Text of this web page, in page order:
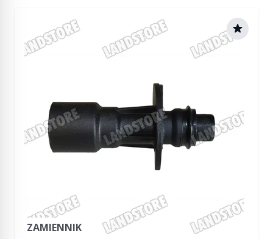
ZAMIENNIK